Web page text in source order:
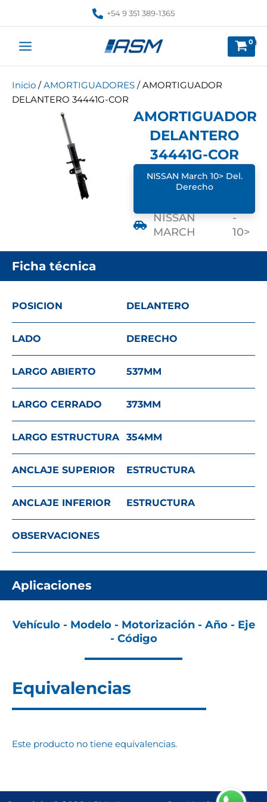
+54 9 351 389-1365
Inicio /AMORTIGUADORES / AMORTIGUADOR
DELANTERO 34441G-COR
AMORTIGUADOR
DELANTERO
34441G-COR
NISSAN March 10> Del.
Derecho
NISSAN
MARCH
-
10>
Ficha técnica
POSICION DELANTERO
LADO DERECHO
LARGO ABIERTO 537MM
LARGO CERRADO 373MM
LARGO ESTRUCTURA 354MM
ANCLAJE SUPERIOR ESTRUCTURA
ANCLAJE INFERIOR ESTRUCTURA
OBSERVACIONES
Aplicaciones
Vehículo - Modelo - Motorización - Año - Eje
- Código
Equivalencias
Este producto no tiene equivalencias.